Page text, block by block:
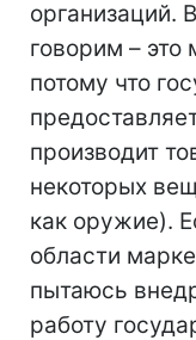
организаций.
говорим – это
потому что
производит
некоторых
как оружие).
области
пытаюсь
работу